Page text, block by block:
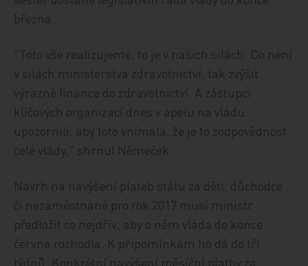
března.
"Toto vše realizujeme, to je v našich silách. Co není
v silách ministerstva zdravotnictví, tak zvýšit
výrazně finance do zdravotnictví. A zástupci
klíčových organizací dnes v apelu na vládu
upozornili, aby toto vnímala, že je to zodpovědnost
celé vlády," shrnul Němeček.
Návrh na navýšení plateb státu za děti, důchodce
či nezaměstnané pro rok 2017 musí ministr
předložit co nejdřív, aby o něm vláda do konce
června rozhodla. K připomínkám ho dá do tří
týdnů. Konkrétní navýšení měsíční platby za